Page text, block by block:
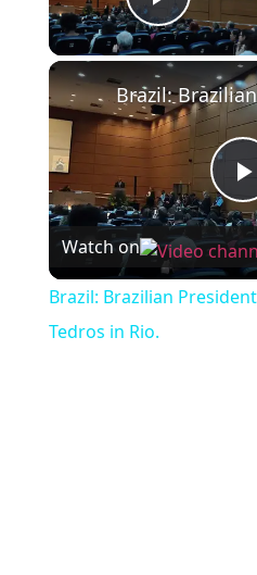
Play
Watch on
Brazil: Brazilian
Tedros in Rio.